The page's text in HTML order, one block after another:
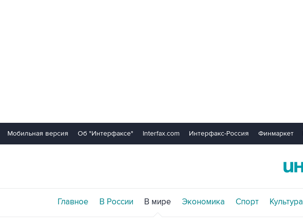
Мобильная версия Об "Интерфаксе" Interfax.com Интерфакс-Россия Финмаркет
Главное В России В мире Экономика Спорт Культура